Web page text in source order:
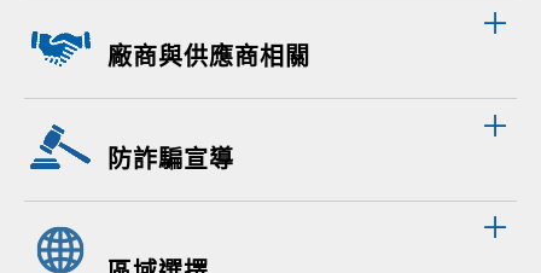
廠商與供應商相關
防詐騙宣導